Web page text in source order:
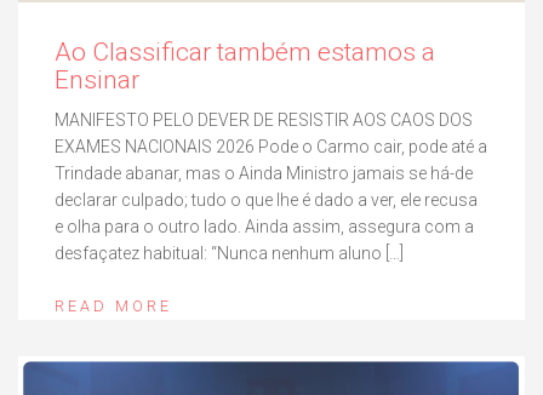
Ao Classificar também estamos a
Ensinar
MANIFESTO PELO DEVER DE RESISTIR AOS CAOS DOS
EXAMES NACIONAIS 2026 Pode o Carmo cair, pode até a
Trindade abanar, mas o Ainda Ministro jamais se há-de
declarar culpado; tudo o que lhe é dado a ver, ele recusa
e olha para o outro lado. Ainda assim, assegura com a
desfaçatez habitual: “Nunca nenhum aluno […]
READ MORE